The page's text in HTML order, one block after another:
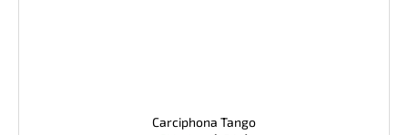
Carciphona Tango